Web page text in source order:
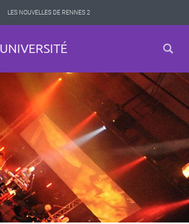
LES NOUVELLES DE RENNES 2
UNIVERSITÉ